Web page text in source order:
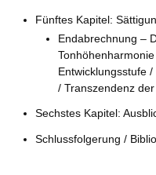
Fünftes Kapitel:
Endabrechnung –
Entwicklungsstufe
/ Transzendenz
Sechstes Kapitel:
Schlussfolgerung /